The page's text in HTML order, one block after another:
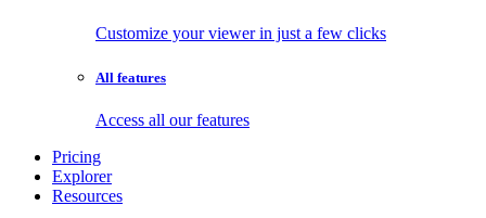
Customize your viewer in just a few clicks
All features
Access all our features
Pricing
Explorer
Resources